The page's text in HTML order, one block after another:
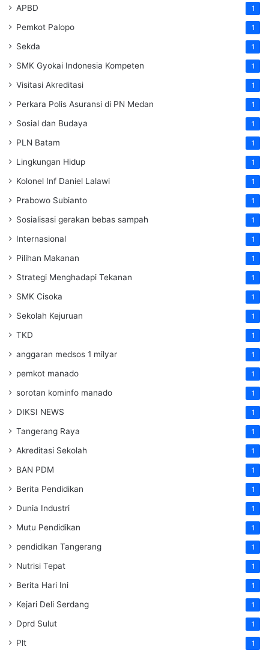
APBD 1
Pemkot Palopo 1
Sekda 1
SMK Gyokai Indonesia Kompeten 1
Visitasi Akreditasi 1
Perkara Polis Asuransi di PN Medan 1
Sosial dan Budaya 1
PLN Batam 1
Lingkungan Hidup 1
Kolonel Inf Daniel Lalawi 1
Prabowo Subianto 1
Sosialisasi gerakan bebas sampah 1
Internasional 1
Pilihan Makanan 1
Strategi Menghadapi Tekanan 1
SMK Cisoka 1
Sekolah Kejuruan 1
TKD 1
anggaran medsos 1 milyar 1
pemkot manado 1
sorotan kominfo manado 1
DIKSI NEWS 1
Tangerang Raya 1
Akreditasi Sekolah 1
BAN PDM 1
Berita Pendidikan 1
Dunia Industri 1
Mutu Pendidikan 1
pendidikan Tangerang 1
Nutrisi Tepat 1
Berita Hari Ini 1
Kejari Deli Serdang 1
Dprd Sulut 1
Plt 1